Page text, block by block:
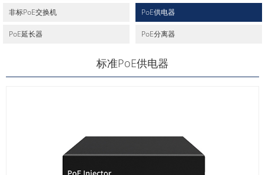
非标PoE交换机 PoE供电器
PoE延长器 PoE分离器
标准PoE供电器